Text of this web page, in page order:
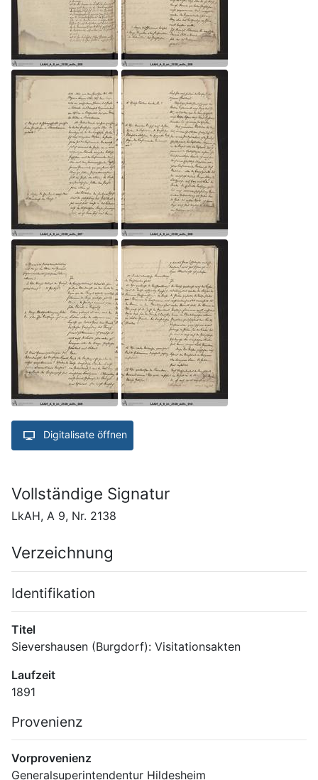
Digitalisate öffnen
Vollständige Signatur
LkAH, A 9, Nr. 2138
Verzeichnung
Identifikation
Titel
Sievershausen (Burgdorf): Visitationsakten
Laufzeit
1891
Provenienz
Vorprovenienz
Generalsuperintendentur Hildesheim